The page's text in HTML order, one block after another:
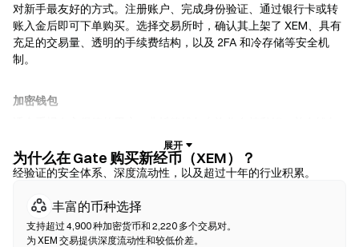
对新手最友好的方式。注册账户、完成身份验证、通过银行卡或转
账入金后即可下单购买。选择交易所时，确认其上架了 XEM、具有
充足的交易量、透明的手续费结构，以及 2FA 和冷存储等安全机
制。
加密钱包
内直接兑换代币。部分钱包还支持法币入金，无需先经过交易所即
可使用信用卡购买 XEM。务必备份助记词，并在确认任何交易前核
实合约地址。
去中心化交易所（DEX）
无需中间方的点对点交易。DEX 通过智能合约在链上执行兑换，无
为什么在 Gate 购买新经币（XEM）？
经验证的安全体系、深度流动性，以及超过十年的行业积累。
丰富的币种选择
支持超过 4,900 种加密货币和 2,220 多个交易对。
为 XEM 交易提供深度流动性和较低价差。